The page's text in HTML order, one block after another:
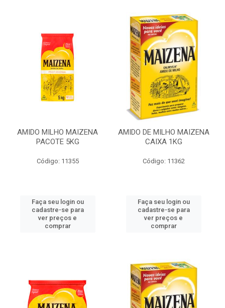
AMIDO MILHO MAIZENA
PACOTE 5KG
Código: 11355
Faça seu login ou
cadastre-se para
ver preços e
comprar
AMIDO DE MILHO MAIZENA
CAIXA 1KG
Código: 11362
Faça seu login ou
cadastre-se para
ver preços e
comprar